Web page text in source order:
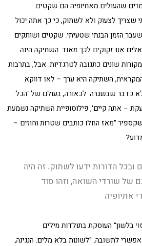
שהעולים מאתיופיה הם שקטים
שצריך לצעוק ולא לשתוק, כי כך אתה יכול
הזמן הבנתי שטעיתי. שקטים ושותקים
אנו זקוקים לכך מאוד. השתיקה הינה
שונים כתגובה לטרגדיות. אבל, בתרבות
השתיקה היא ערך – לאו דווקא
כדבר שבשגרה. לכאורה, בעולם של 'הכל
– אתה קיים', פילוסופיית השתיקה נשמעת
"מאז החלו כותבים שטרות וחוזים –
ובכל הדורות ידעו לשתוק. זה היה
של שורדי השואה, וזהו סוד
אתיופיה
בלשון" העוסקת בתולדות מילים
לתשובה. "לשונות בלא מלים: הנגינה,